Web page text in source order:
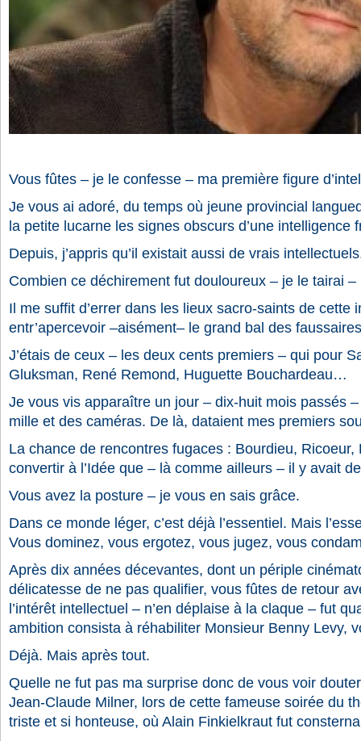
Vous fûtes – je le confesse – ma première figure
Je vous ai adoré, du temps où jeune provincial
la petite lucarne les signes obscurs d’une intelligence
Depuis, j’appris qu’il existait aussi de vrais
Combien ce déchirement fut douloureux – je le tairai
Il me suffit d’errer dans les lieux sacro-saints de cette
entr’apercevoir –aisément– le grand bal des
J’étais de ceux – les deux cents premiers – qui pour
Gluksman, René Remond, Huguette Bouchardeau…
Je vous vis apparaître un jour – dix-huit mois passés
mille et des caméras. De là, dataient mes premiers
La chance de rencontres fugaces : Bourdieu,
convertir à l’Idée que – là comme ailleurs – il y avait
Vous avez la posture – je vous en sais grâce.
Dans ce monde léger, c’est déjà l’essentiel. Mais
Vous dominez, vous ergotez, vous jugez, vous
Après dix années décevantes, dont un périple
délicatesse de ne pas qualifier, vous fûtes de retour
l’intérêt intellectuel – n’en déplaise à la claque – fut
ambition consista à réhabiliter Monsieur Benny Levy,
Déjà. Mais après tout.
Quelle ne fut pas ma surprise donc de vous voir
Jean-Claude Milner, lors de cette fameuse soirée du
triste et si honteuse, où Alain Finkielkraut fut